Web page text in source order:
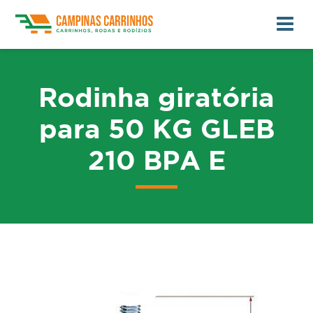
Rodinha giratória
para 50 KG GLEB
210 BPA E